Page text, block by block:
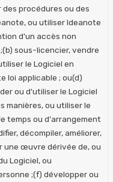
procédures ou des
ou utiliser Ideanote
d'un accès non
sous-licencier, vendre
le Logiciel en
loi applicable ; ou(d)
ou d'utiliser le Logiciel
manières, ou utiliser le
temps ou d'arrangement
décompiler, améliorer,
une œuvre dérivée de, ou
Logiciel, ou
;(f) développer ou